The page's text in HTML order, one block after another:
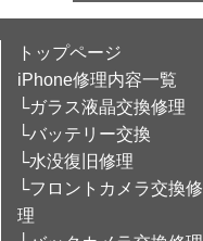
トップページ
iPhone修理内容一覧
└ガラス液晶交換修理
└バッテリー交換
└水没復旧修理
└フロントカメラ交換修
理